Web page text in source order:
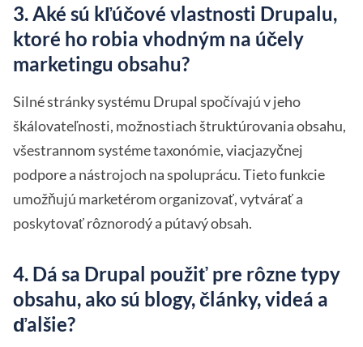
3. Aké sú kľúčové vlastnosti Drupalu,
ktoré ho robia vhodným na účely
marketingu obsahu?
Silné stránky systému Drupal spočívajú v jeho
škálovateľnosti, možnostiach štruktúrovania obsahu,
všestrannom systéme taxonómie, viacjazyčnej
podpore a nástrojoch na spoluprácu. Tieto funkcie
umožňujú marketérom organizovať, vytvárať a
poskytovať rôznorodý a pútavý obsah.
4. Dá sa Drupal použiť pre rôzne typy
obsahu, ako sú blogy, články, videá a
ďalšie?